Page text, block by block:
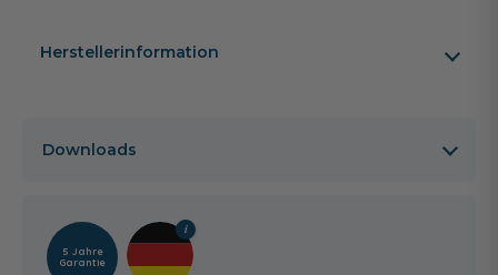
Herstellerinformation
Downloads
5 Jahre
Garantie